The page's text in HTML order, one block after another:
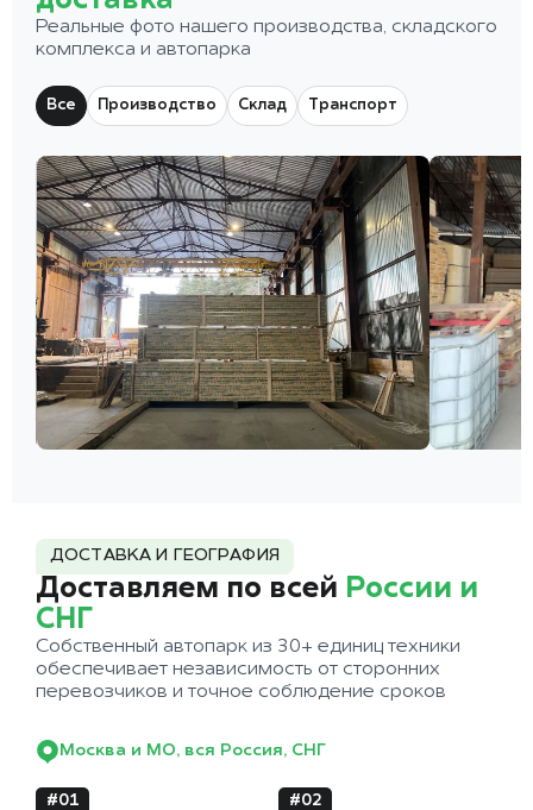
Реальные фото нашего производства, складского
комплекса и автопарка
Все Производство Склад Транспорт
ДОСТАВКА И ГЕОГРАФИЯ
Доставляем по всей России и
СНГ
Собственный автопарк из 30+ единиц техники
обеспечивает независимость от сторонних
перевозчиков и точное соблюдение сроков
Москва и МО, вся Россия, СНГ
#01 #02